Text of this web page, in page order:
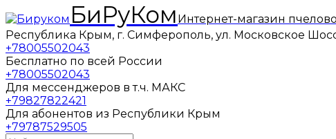
БиРуКом Интернет-магазин
Республика Крым, г. Симферополь, ул. Московское
+78005502043
Бесплатно по всей России
+78005502043
Для мессенджеров в т.ч. МАКС
+79827822421
Для абонентов из Республики Крым
+79787529505